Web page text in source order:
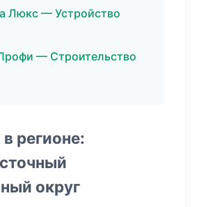
Люкс — Устройство
— Строительство
регионе:
округ